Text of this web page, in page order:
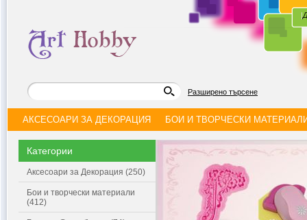
|
Разширено търсене
АКСЕСОАРИ ЗА ДЕКОРАЦИЯ БОИ И ТВОРЧЕСКИ
Категории
Аксесоари за Декорация (250)
Бои и творчески материали
(412)